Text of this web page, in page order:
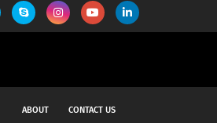
ABOUT CONTACT US